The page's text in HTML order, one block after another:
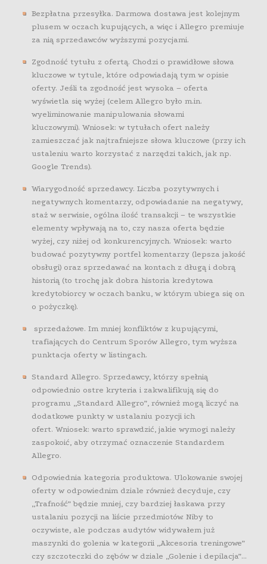
Bezpłatna przesyłka. Darmowa dostawa jest kolejnym
plusem w oczach kupujących, a więc i Allegro premiuje
za nią sprzedawców wyższymi pozycjami.
Zgodność tytułu z ofertą. Chodzi o prawidłowe słowa
kluczowe w tytule, które odpowiadają tym w opisie
oferty. Jeśli ta zgodność jest wysoka – oferta
wyświetla się wyżej (celem Allegro było m.in.
wyeliminowanie manipulowania słowami
kluczowymi). Wniosek: w tytułach ofert należy
zamieszczać jak najtrafniejsze słowa kluczowe (przy ich
ustaleniu warto korzystać z narzędzi takich, jak np.
Google Trends).
Wiarygodność sprzedawcy. Liczba pozytywnych i
negatywnych komentarzy, odpowiadanie na negatywy,
staż w serwisie, ogólna ilość transakcji – te wszystkie
elementy wpływają na to, czy nasza oferta będzie
wyżej, czy niżej od konkurencyjnych. Wniosek: warto
budować pozytywny portfel komentarzy (lepsza jakość
obsługi) oraz sprzedawać na kontach z długą i dobrą
historią (to trochę jak dobra historia kredytowa
kredytobiorcy w oczach banku, w którym ubiega się on
o pożyczkę).
sprzedażowe. Im mniej konfliktów z kupującymi,
trafiających do Centrum Sporów Allegro, tym wyższa
punktacja oferty w listingach.
Standard Allegro. Sprzedawcy, którzy spełnią
odpowiednio ostre kryteria i zakwalifikują się do
programu „Standard Allegro”, również mogą liczyć na
dodatkowe punkty w ustalaniu pozycji ich
ofert. Wniosek: warto sprawdzić, jakie wymogi należy
zaspokoić, aby otrzymać oznaczenie Standardem
Allegro.
Odpowiednia kategoria produktowa. Ulokowanie swojej
oferty w odpowiednim dziale również decyduje, czy
„Trafność” będzie mniej, czy bardziej łaskawa przy
ustalaniu pozycji na liście przedmiotów. Niby to
oczywiste, ale podczas audytów widywałem już
maszynki do golenia w kategorii „Akcesoria treningowe”
czy szczoteczki do zębów w dziale „Golenie i depilacja”…